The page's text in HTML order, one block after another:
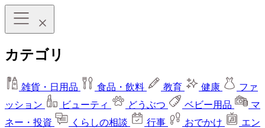
カテゴリ
雑貨・日用品 食品・飲料 教育 健康
ファ
ッション
ビューティ どうぶつ ベビー用品
マ
ネー・投資
くらしの相談 行事 おでかけ
エン